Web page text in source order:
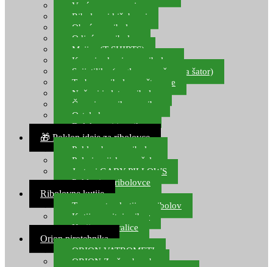
Vreće za spavanje
Ribolovni kišobrani
Obuća za ribolov
Odjeća za ribolov
Majice (T-SHIRTS)
Kape i rukavice za ribolov
Svijetiljke (naglavne, ručne, za šator)
Torbe za ribolovne štapove
Noževi i alat za ribolov
Čamci za prihranu ribe
Ostala kamp oprema
Dalekozori i optika
🎁 Poklon ideje za ribolovce
Poklon bon za ribolov
Polarizacijske naočale
Jastuci GABY PILLOWS
Pokloni za ribolovce
Ribolovne kutije
Transportne kutije za ribolov
Kutije za sitni pribor
Kutije za varalice
Orion pirotehnika
ORION VATROMETI
ORION Zračne bombe